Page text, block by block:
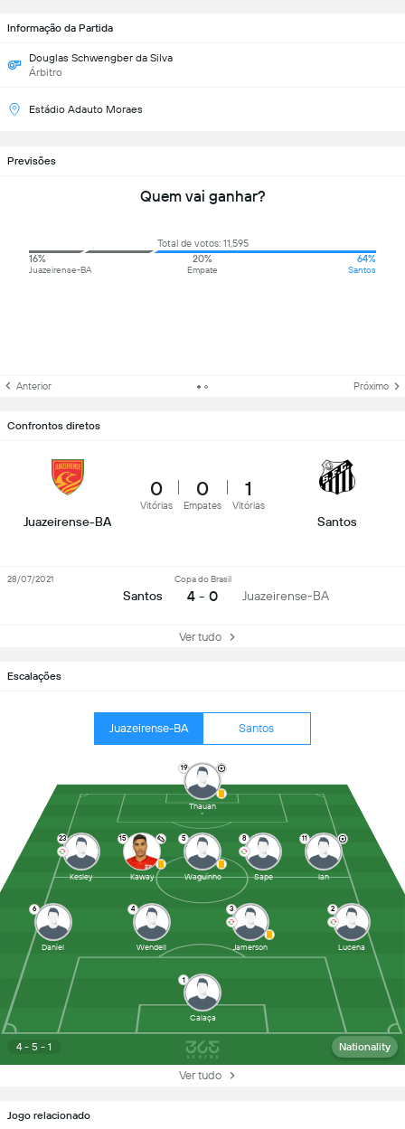
Jogo relacionado
Escalações
Juazeirense-BA Santos
4 - 5 - 1 Nationality
1
Calaça
6
Daniel
4
Wendell
3
Jamerson
2
Lucena
23
Kesley
15
Kaway
5
Waguinho
8
Sape
11
Ian
19
Thauan
Ver tudo
Informação da Partida
Douglas Schwengber da Silva
Árbitro
Estádio Adauto Moraes
Previsões
Quem vai ganhar?
Total de votos: 11,595
16%
Juazeirense-BA
20%
Empate
64%
Santos
Anterior Próximo
Confrontos diretos
Juazeirense-BA
0
Vitórias
0
Empates
1
Vitórias
Santos
Santos
Copa do Brasil
4 - 0 Juazeirense-BA
28/07/2021
Ver tudo